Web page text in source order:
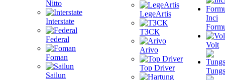
Nitto
Interstate
Federal
Foman
Sailun
LegeArtis
ТЗСК
Arivo
Top Driver
Inci
Volt